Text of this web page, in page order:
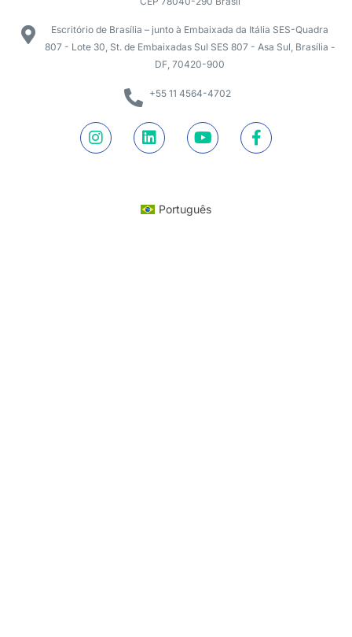
Escritório de Brasília – junto à Embaixada da Itália SES-Quadra
807 - Lote 30, St. de Embaixadas Sul SES 807 - Asa Sul, Brasília -
DF, 70420-900
+55 11 4564-4702
Português